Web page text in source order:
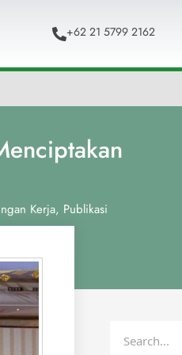
+62 21 5799 2162
Kerja, Publikasi